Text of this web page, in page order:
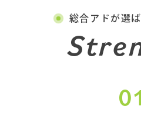
総合アドが選